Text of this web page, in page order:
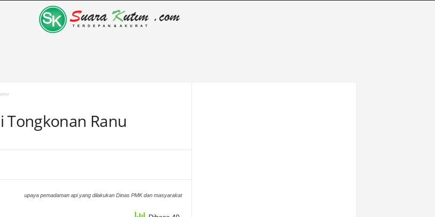
Tongkonan Ranu
upaya pemadaman api yang dilakukan Dinas PMK dan masyarakat